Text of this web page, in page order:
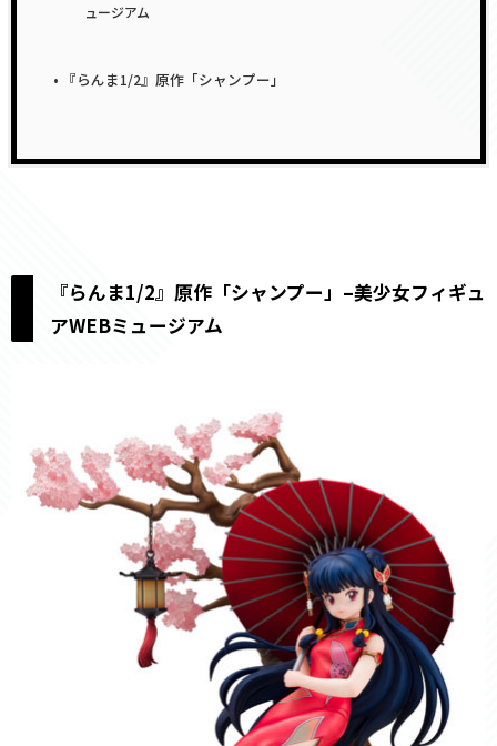
ュージアム
『らんま1/2』原作「シャンプー」
『らんま1/2』原作「シャンプー」–美少女フィギュ
アWEBミュージアム